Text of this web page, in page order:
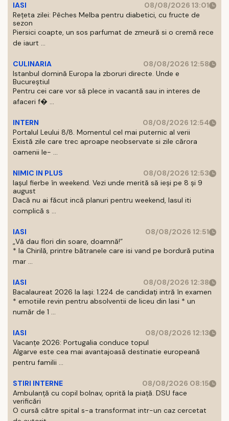
IASI
08/08/2026 13:01
Rețeta zilei: Pêches Melba pentru diabetici, cu fructe de
sezon
Piersici coapte, un sos parfumat de zmeură si o cremă rece
de iaurt ...
CULINARIA
08/08/2026 12:58
Istanbul domină Europa la zboruri directe. Unde e
Bucureștiul
Pentru cei care vor să plece in vacantă sau in interes de
afaceri f� ...
INTERN
08/08/2026 12:54
Portalul Leului 8/8. Momentul cel mai puternic al verii
Există zile care trec aproape neobservate si zile cărora
oamenii le- ...
NIMIC IN PLUS
08/08/2026 12:53
Iașul fierbe în weekend. Vezi unde merită să ieși pe 8 și 9
august
Dacă nu ai făcut incă planuri pentru weekend, Iasul iti
complică s ...
IASI
08/08/2026 12:51
„Vă dau flori din soare, doamnă!”
* la Chirilă, printre bătranele care isi vand pe bordură putina
mar ...
IASI
08/08/2026 12:38
Bacalaureat 2026 la Iași: 1.224 de candidați intră în examen
* emotiile revin pentru absolventii de liceu din Iasi * un
număr de 1 ...
IASI
08/08/2026 12:13
Vacanțe 2026: Portugalia conduce topul
Algarve este cea mai avantajoasă destinatie europeană
pentru familii ...
STIRI INTERNE
08/08/2026 08:15
Ambulanță cu copil bolnav, oprită la piață. DSU face
verificări
O cursă către spital s-a transformat intr-un caz cercetat